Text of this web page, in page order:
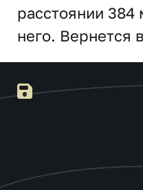
расстоянии 384
него. Вернется